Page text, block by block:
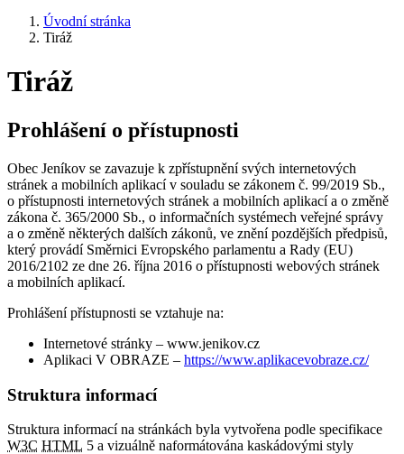
Úvodní stránka
Tiráž
Tiráž
Prohlášení o přístupnosti
Obec Jeníkov se zavazuje k zpřístupnění svých internetových
stránek a mobilních aplikací v souladu se zákonem č. 99/2019 Sb.,
o přístupnosti internetových stránek a mobilních aplikací a o změně
zákona č. 365/2000 Sb., o informačních systémech veřejné správy
a o změně některých dalších zákonů, ve znění pozdějších předpisů,
který provádí Směrnici Evropského parlamentu a Rady (EU)
2016/2102 ze dne 26. října 2016 o přístupnosti webových stránek
a mobilních aplikací.
Prohlášení přístupnosti se vztahuje na:
Internetové stránky – www.jenikov.cz
Aplikaci V OBRAZE – https://www.aplikacevobraze.cz/
Struktura informací
Struktura informací na stránkách byla vytvořena podle specifikace
W3C HTML 5 a vizuálně naformátována kaskádovými styly